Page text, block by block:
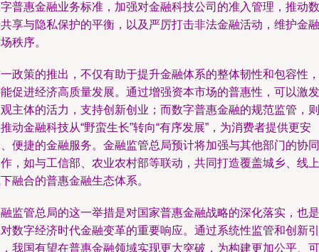
普惠金融业务标准，加强对金融科技公司的准入管理，推动数
享与隐私保护的平衡，以及严厉打击非法金融活动，维护金融
秩序。
政策的推出，不仅有助于提升金融体系的整体韧性和包容性，
促进经济高质量发展。通过增强资本市场的普惠性，可以激发
主体的活力，支持创新创业；而数字普惠金融的规范监管，则
动金融科技从“野蛮生长”转向“有序发展”，为消费者提供更安
便捷的金融服务。金融监管总局预计将加强与其他部门的协同
，如与工信部、农业农村部等联动，共同打造覆盖城乡、线上
融合的普惠金融生态体系。
监管总局的这一举措是对国家普惠金融战略的深化落实，也是
数字经济时代金融变革的重要响应。通过系统性监管和创新引
我国有望在普惠金融领域实现更大突破，为构建更加公平、可